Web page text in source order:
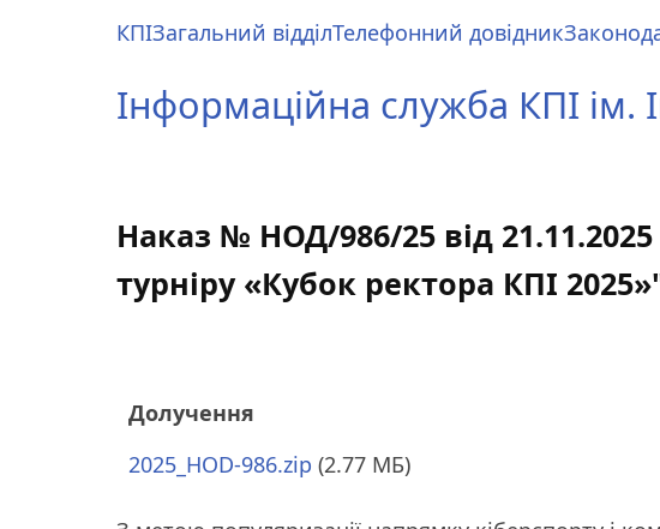
menu
КПІЗагальний відділТелефонний довідник
Інформаційна служба КПІ ім.
Наказ № НОД/986/25 від
турніру «Кубок ректора КПІ
Долучення
2025_HOD-986.zip (2.77 МБ)